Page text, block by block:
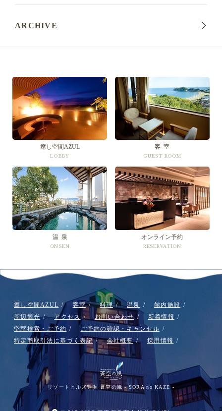
ARCHIVE
癒し空間AZUL
LOBBY
客 室
GUEST ROOM
温 泉
ONSEN
オンライン予約
RESERVATION
癒し空間AZUL 客室 料理 温泉
館内施設
周辺観光
アクセス お問い合わせ
新着情報
空室検索・ご予約
ご予約の確認・キャンセル
特定商取引法に基づく表記
会社概要 採用情報
リゾートヒルズ豊浜 蒼空の風 - SORA no KAZE -